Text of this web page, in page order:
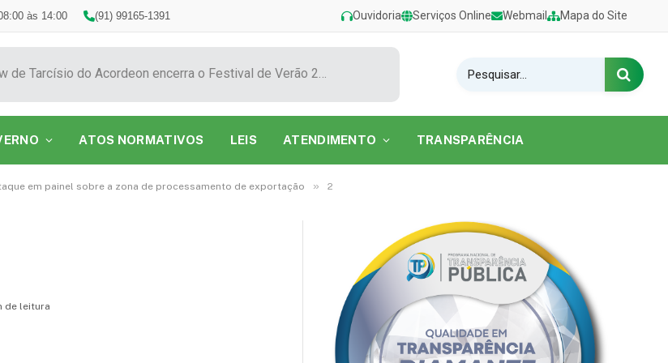
às 14:00 (91) 99165-1391 Ouvidoria Serviços Online Webmail Mapa do Site
Show de Tarcísio do Acordeon encerra o Festival de Verão 2026 na Praia do Caripi
ATOS NORMATIVOS LEIS ATENDIMENTO TRANSPARÊNCIA
em painel sobre a zona de processamento de exportação » 2
de leitura